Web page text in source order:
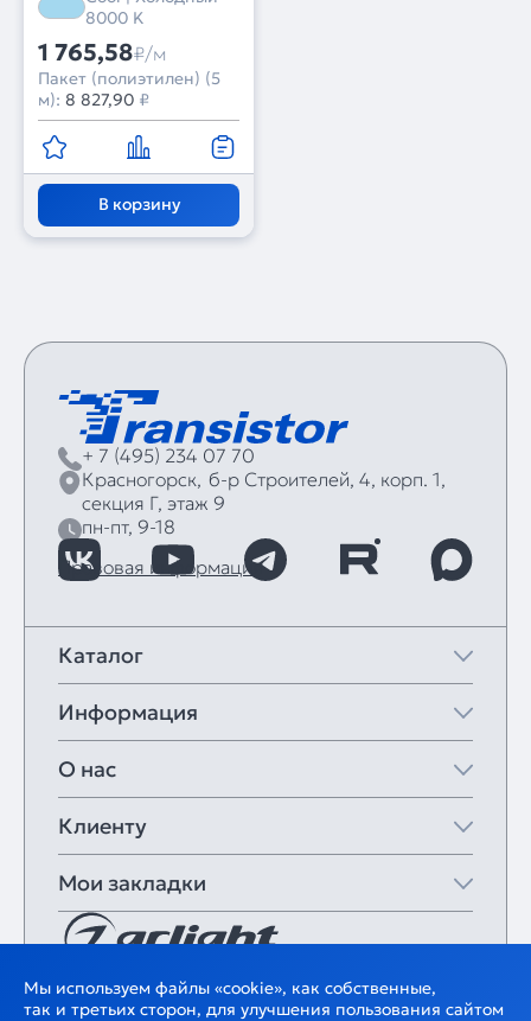
Wire 2m, 5m) (Arlight, -)
8000 K
1 765,58₽/м
Пакет (полиэтилен) (5
м): 8 827,90 ₽
В корзину
+ 7 (495) 234 07 70
Красногорск, б‑р Строителей, 4, корп. 1,
секция Г, этаж 9
пн-пт, 9-18
Правовая информация
Каталог
Информация
О нас
Клиенту
Мои закладки
Мы используем файлы «cookie», как собственные,
так и третьих сторон, для улучшения пользования сайтом